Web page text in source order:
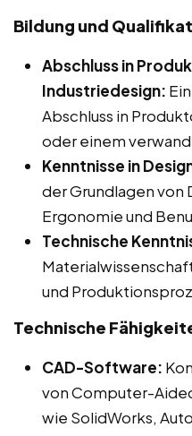
Bildung und
Abschluss in
Industriedesign:
Abschluss in
oder einem
Kenntnisse in
der Grundlagen von
Ergonomie und
Technische
und
Technische
CAD-Software:
von Computer-
wie SolidWorks,